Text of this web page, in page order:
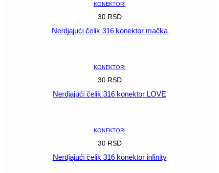
KONEKTORI
30 RSD
Nerdjajući čelik 316 konektor mačka
KONEKTORI
30 RSD
Nerdjajući čelik 316 konektor LOVE
KONEKTORI
30 RSD
Nerdjajući čelik 316 konektor infinity